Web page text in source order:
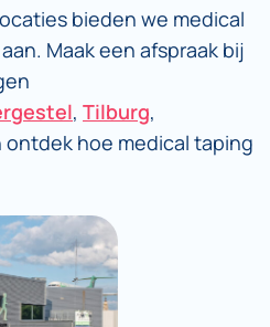
bieden we medical
Maak een afspraak bij
, Tilburg,
hoe medical taping